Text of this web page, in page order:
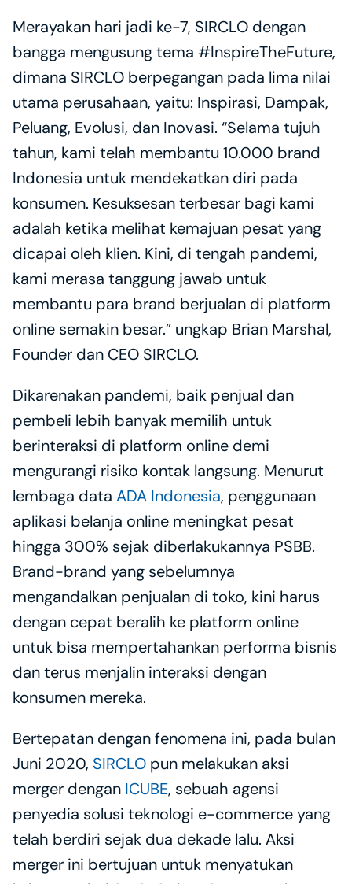
Merayakan hari jadi ke-7, SIRCLO dengan
bangga mengusung tema #InspireTheFuture,
dimana SIRCLO berpegangan pada lima nilai
utama perusahaan, yaitu: Inspirasi, Dampak,
Peluang, Evolusi, dan Inovasi. “Selama tujuh
tahun, kami telah membantu 10.000 brand
Indonesia untuk mendekatkan diri pada
konsumen. Kesuksesan terbesar bagi kami
adalah ketika melihat kemajuan pesat yang
dicapai oleh klien. Kini, di tengah pandemi,
kami merasa tanggung jawab untuk
membantu para brand berjualan di platform
online semakin besar.” ungkap Brian Marshal,
Founder dan CEO SIRCLO.
Dikarenakan pandemi, baik penjual dan
pembeli lebih banyak memilih untuk
berinteraksi di platform online demi
mengurangi risiko kontak langsung. Menurut
lembaga data ADA Indonesia, penggunaan
aplikasi belanja online meningkat pesat
hingga 300% sejak diberlakukannya PSBB.
Brand-brand yang sebelumnya
mengandalkan penjualan di toko, kini harus
dengan cepat beralih ke platform online
untuk bisa mempertahankan performa bisnis
dan terus menjalin interaksi dengan
konsumen mereka.
Bertepatan dengan fenomena ini, pada bulan
Juni 2020, SIRCLO pun melakukan aksi
merger dengan ICUBE, sebuah agensi
penyedia solusi teknologi e-commerce yang
telah berdiri sejak dua dekade lalu. Aksi
merger ini bertujuan untuk menyatukan